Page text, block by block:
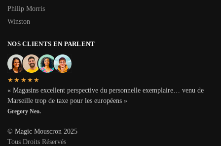
Philip Morris
Winston
NOS CLIENTS EN PARLENT
★★★★★
« Magasins excellent perspective du personnelle exemplaire… venu de
Marseille trop de taxe pour les européens »
Gregory Neo.
© Magic Mouscron 2025
Tous Droits Réservés